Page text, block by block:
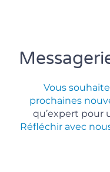
Vous
prochaines
qu’expert pour
Réfléchir avec